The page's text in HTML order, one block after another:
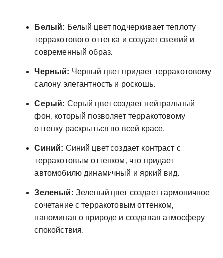
Белый: Белый цвет подчеркивает теплоту
терракотового оттенка и создает свежий и
современный образ.
Черный: Черный цвет придает терракотовому
салону элегантность и роскошь.
Серый: Серый цвет создает нейтральный
фон‚ который позволяет терракотовому
оттенку раскрыться во всей красе.
Синий: Синий цвет создает контраст с
терракотовым оттенком‚ что придает
автомобилю динамичный и яркий вид.
Зеленый: Зеленый цвет создает гармоничное
сочетание с терракотовым оттенком‚
напоминая о природе и создавая атмосферу
спокойствия.